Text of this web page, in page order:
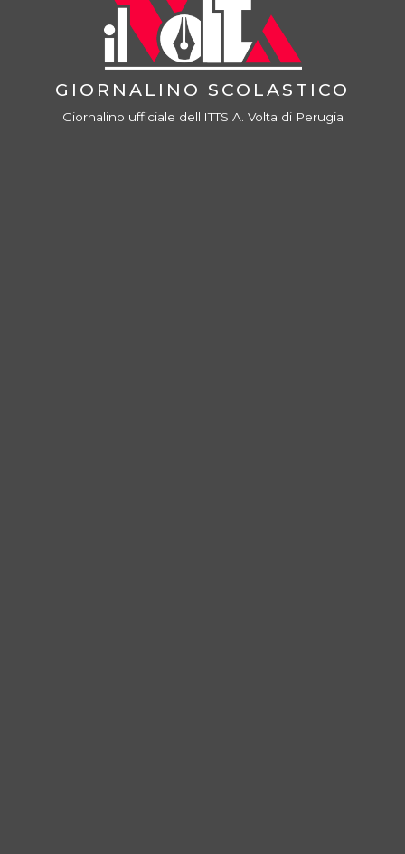
GIORNALINO SCOLASTICO
Giornalino ufficiale dell'ITTS A. Volta di Perugia